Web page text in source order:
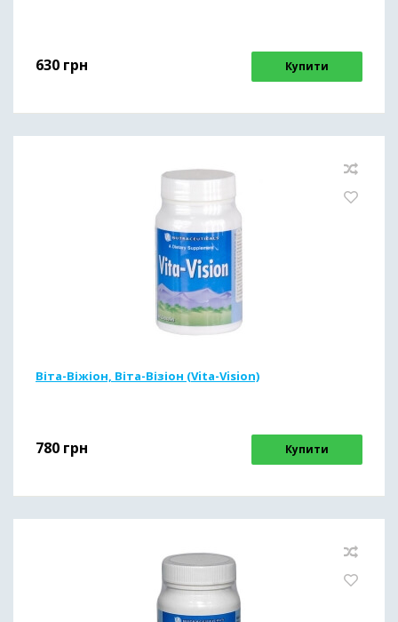
630 грн Купити
Віта-Віжіон, Віта-Візіон (Vita-Vision)
780 грн Купити